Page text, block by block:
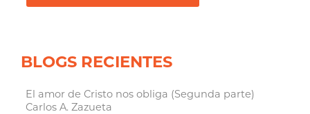
BLOGS RECIENTES
El amor de Cristo nos obliga (Segunda parte)
Carlos A. Zazueta